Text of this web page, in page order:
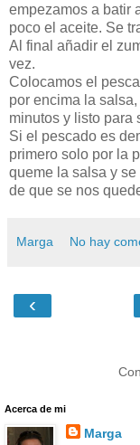
empezamos a batir
poco el aceite. Se
Al final añadir el
vez.
Colocamos el
por encima la
minutos y listo para
Si el pescado es
primero solo por la
queme la salsa y
de que se nos
Marga No hay
‹
Acerca de mi
Marga